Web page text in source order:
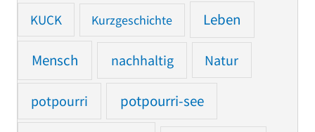
KUCK Kurzgeschichte Leben
Mensch nachhaltig Natur
potpourri potpourri-see